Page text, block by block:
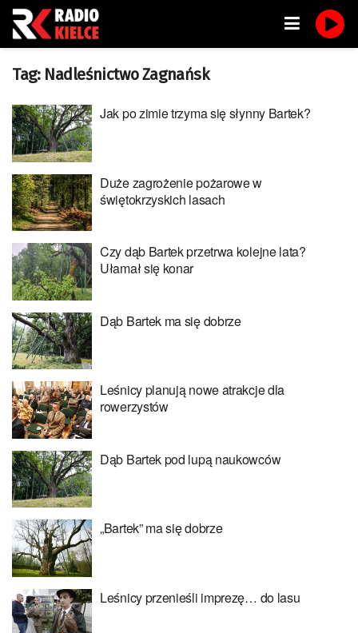
Tag: Nadleśnictwo Zagnańsk
Jak po zimie trzyma się słynny Bartek?
Duże zagrożenie pożarowe w
świętokrzyskich lasach
Czy dąb Bartek przetrwa kolejne lata?
Ułamał się konar
Dąb Bartek ma się dobrze
Leśnicy planują nowe atrakcje dla
rowerzystów
Dąb Bartek pod lupą naukowców
„Bartek” ma się dobrze
Leśnicy przenieśli imprezę… do lasu